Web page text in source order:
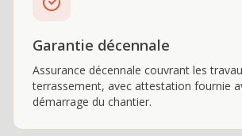
Garantie décennale
Assurance décennale couvrant les
terrassement, avec attestation fournie
démarrage du chantier.